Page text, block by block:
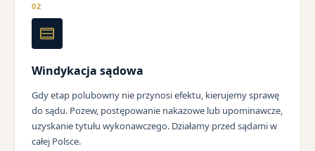
02
Windykacja sądowa
Gdy etap polubowny nie przynosi efektu, kierujemy sprawę
do sądu. Pozew, postępowanie nakazowe lub upominawcze,
uzyskanie tytułu wykonawczego. Działamy przed sądami w
całej Polsce.